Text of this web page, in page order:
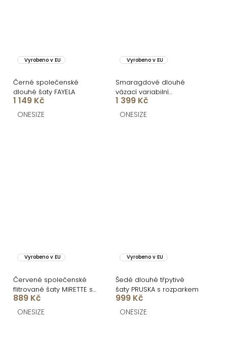
Vyrobeno v EU
Černé společenské
dlouhé šaty FAYELA
1 149 Kč
ONESIZE
Vyrobeno v EU
Smaragdové dlouhé
vázací variabilní
společenské šaty
CUPAUCA
1 399 Kč
ONESIZE
Vyrobeno v EU
Červené společenské
flitrované šaty MIRETTE s
drapováním
889 Kč
ONESIZE
Vyrobeno v EU
Šedé dlouhé třpytivé
šaty PRUSKA s rozparkem
999 Kč
ONESIZE